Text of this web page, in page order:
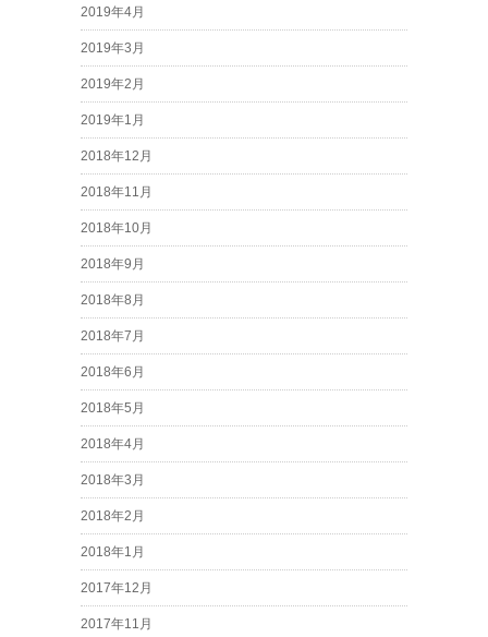
2019年4月
2019年3月
2019年2月
2019年1月
2018年12月
2018年11月
2018年10月
2018年9月
2018年8月
2018年7月
2018年6月
2018年5月
2018年4月
2018年3月
2018年2月
2018年1月
2017年12月
2017年11月